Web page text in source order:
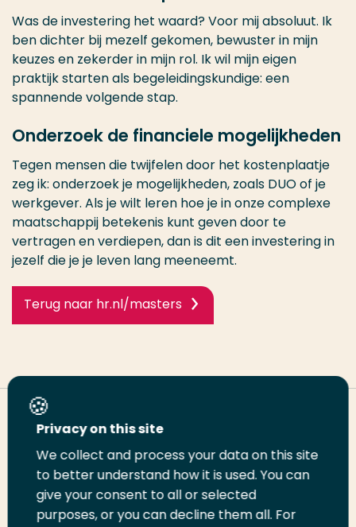
Was de investering het waard? Voor mij absoluut. Ik
ben dichter bij mezelf gekomen, bewuster in mijn
keuzes en zekerder in mijn rol. Ik wil mijn eigen
praktijk starten als begeleidingskundige: een
spannende volgende stap.
Onderzoek de financiele mogelijkheden
Tegen mensen die twijfelen door het kostenplaatje
zeg ik: onderzoek je mogelijkheden, zoals DUO of je
werkgever. Als je wilt leren hoe je in onze complexe
maatschappij betekenis kunt geven door te
vertragen en verdiepen, dan is dit een investering in
jezelf die je je leven lang meeneemt.
Terug naar hr.nl/masters
Deel deze pagina
DeelDeel
op
Deel
op
Email
deze
Print
deze
Privacy on this site
We collect and process your data on this site
to better understand how it is used. You can
give your consent to all or selected
purposes, or you can decline them all. For